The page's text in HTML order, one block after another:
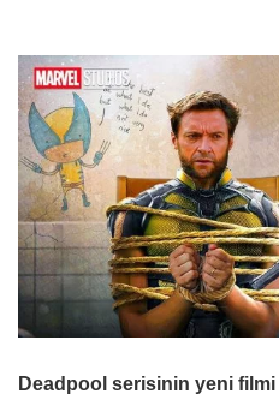
Deadpool serisinin yeni filmi